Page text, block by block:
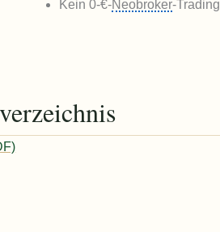
Kein 0-€-Neobroker-Trading